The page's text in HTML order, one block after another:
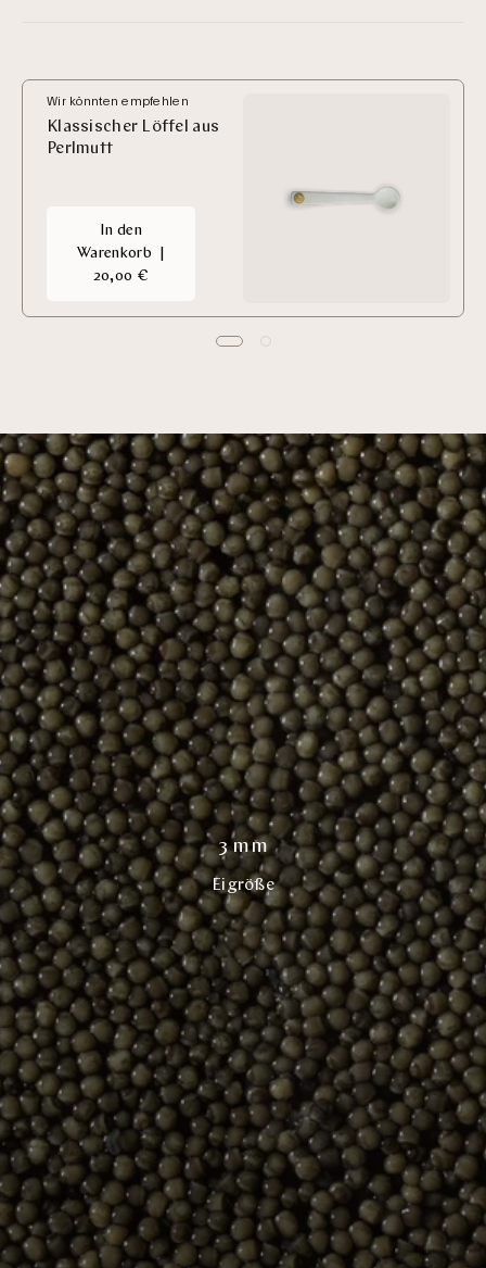
Wir könnten empfehlen
Klassischer Löffel aus
Perlmutt
In den
Warenkorb
20,00 €
3 mm
Eigröße